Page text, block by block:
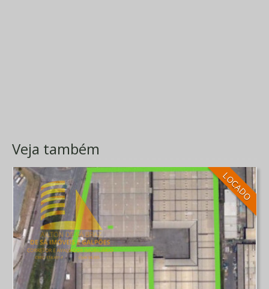
Veja também
LOCADO